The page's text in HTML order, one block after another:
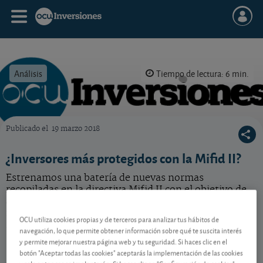
Análisis Tiempo de lectura: 6 min.
Publicado el 19 marzo 2018
¿Inversores más protegidos con la Mifid II?
Estrenamos una batería de nuevas normas
recopiladas en la directiva Mifid II con el objetivo de
inversores. ¿De verdad?
OCU utiliza cookies propias y de terceros para analizar tus hábitos de
navegación, lo que permite obtener información sobre qué te suscita interés
y permite mejorar nuestra página web y tu seguridad. Si haces clic en el
botón "Aceptar todas las cookies" aceptarás la implementación de las cookies